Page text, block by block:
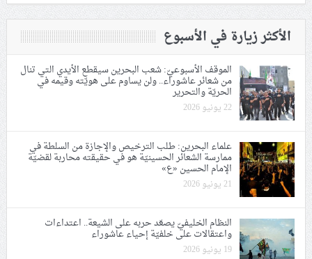
الأكثر زيارة في الأسبوع
الموقف الأسبوعيّ: شعب البحرين سيقطع الأيدي التي تنال
من شعائر عاشوراء.. ولن يساوم على هويّته وقيمه في
الحريّة والتحرير
22 يونيو 2026
علماء البحرين: طلب الترخيص والإجازة من السلطة في
ممارسة الشعائر الحسينيّة هو في حقيقته محاربة لقضيّة
الإمام الحسين «ع»
21 يونيو 2026
النظام الخليفيّ يصعّد حربه على الشيعة.. اعتداءات
واعتقالات على خلفيّة إحياء عاشوراء
19 يونيو 2026